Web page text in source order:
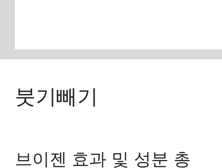
붓기빼기
브이젠 효과 및 성분 총